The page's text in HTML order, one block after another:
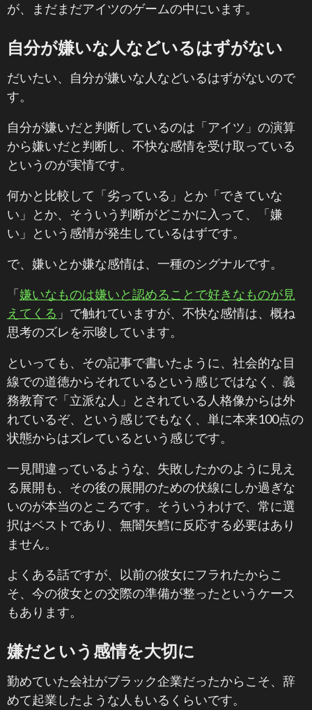
が、まだまだアイツのゲームの中にいます。
自分が嫌いな人などいるはずがない
だいたい、自分が嫌いな人などいるはずがないので
す。
自分が嫌いだと判断しているのは「アイツ」の演算
から嫌いだと判断し、不快な感情を受け取っている
というのが実情です。
何かと比較して「劣っている」とか「できていな
い」とか、そういう判断がどこかに入って、「嫌
い」という感情が発生しているはずです。
で、嫌いとか嫌な感情は、一種のシグナルです。
「嫌いなものは嫌いと認めることで好きなものが見
えてくる 」で触れていますが、不快な感情は、概ね
思考のズレを示唆しています。
といっても、その記事で書いたように、社会的な目
線での道徳からそれているという感じではなく、義
務教育で「立派な人」とされている人格像からは外
れているぞ、という感じでもなく、単に本来100点の
状態からはズレているという感じです。
一見間違っているような、失敗したかのように見え
る展開も、その後の展開のための伏線にしか過ぎな
いのが本当のところです。そういうわけで、常に選
択はベストであり、無闇矢鱈に反応する必要はあり
ません。
よくある話ですが、以前の彼女にフラれたからこ
そ、今の彼女との交際の準備が整ったというケース
もあります。
嫌だという感情を大切に
勤めていた会社がブラック企業だったからこそ、辞
めて起業したような人もいるくらいです。